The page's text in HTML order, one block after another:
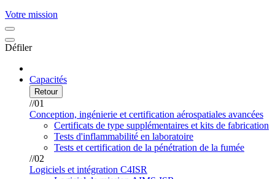
Votre mission
Défiler
Capacités
Retour
//01
Conception, ingénierie et certification aérospatiales avancées
Certificats de type supplémentaires et kits de fabrication
Tests d'inflammabilité en laboratoire
Tests et certification de la pénétration de la fumée
//02
Logiciels et intégration C4ISR